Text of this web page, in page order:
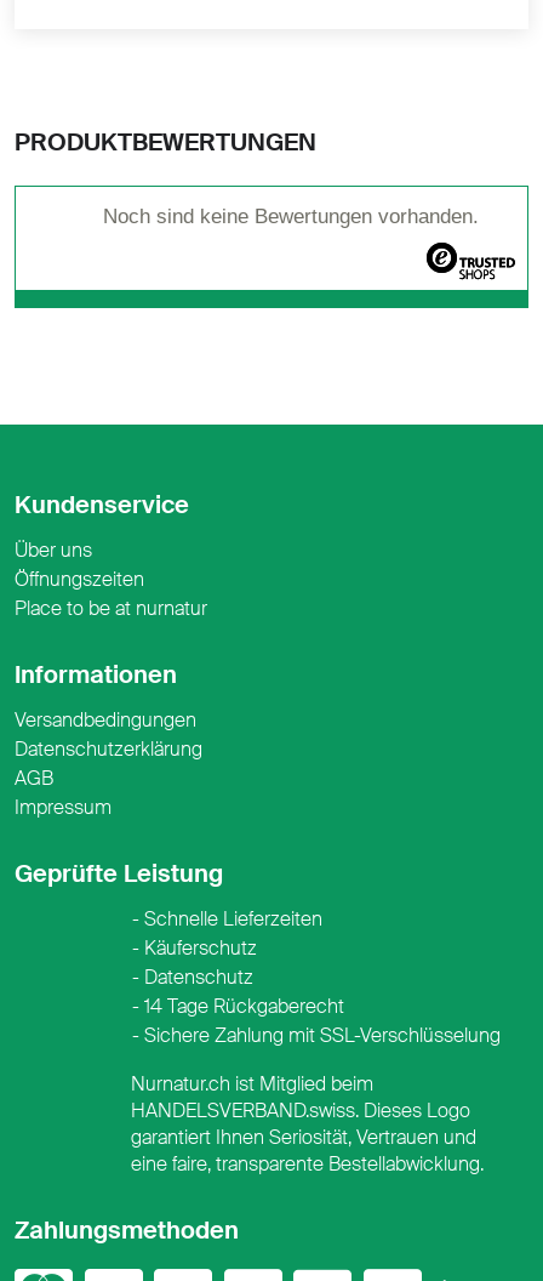
PRODUKTBEWERTUNGEN
Noch sind keine Bewertungen vorhanden.
Kundenservice
Über uns
Öffnungszeiten
Place to be at nurnatur
Informationen
Versandbedingungen
Datenschutzerklärung
AGB
Impressum
Geprüfte Leistung
Schnelle Lieferzeiten
Käuferschutz
Datenschutz
14 Tage Rückgaberecht
Sichere Zahlung mit SSL-Verschlüsselung
Zahlungsmethoden
Nurnatur.ch ist Mitglied beim
HANDELSVERBAND.swiss. Dieses Logo
garantiert Ihnen Seriosität, Vertrauen und
eine faire, transparente Bestellabwicklung.